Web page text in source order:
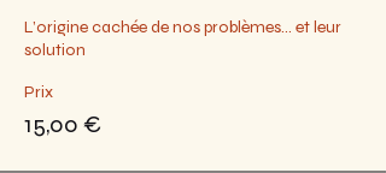
L’origine cachée de nos problèmes… et leur
solution
Prix
15,00 €